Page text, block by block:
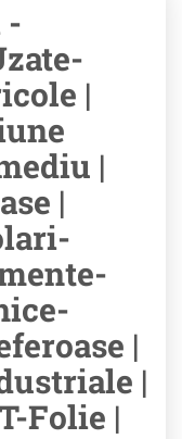
-
|
|
|
|
|
Folie |